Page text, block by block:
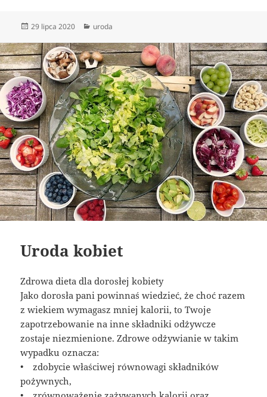
Data
29 lipca 2020 Kategorie
uroda
Uroda kobiet
Zdrowa dieta dla dorosłej kobiety
Jako dorosła pani powinnaś wiedzieć, że choć razem
z wiekiem wymagasz mniej kalorii, to Twoje
zapotrzebowanie na inne składniki odżywcze
zostaje niezmienione. Zdrowe odżywianie w takim
wypadku oznacza:
• zdobycie właściwej równowagi składników
pożywnych,